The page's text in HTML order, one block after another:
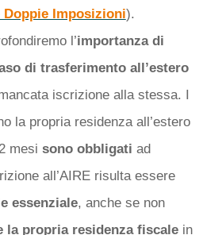
Imposizioni).
l’importanza di
di trasferimento all’estero
iscrizione alla stessa. I
la propria residenza all’estero
mesi sono obbligati ad
all’AIRE risulta essere
essenziale, anche se non
la propria residenza fiscalein